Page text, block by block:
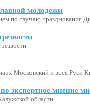
молодежи
по случаю празднования
Московский и всея Руси
экспертное мнение
области